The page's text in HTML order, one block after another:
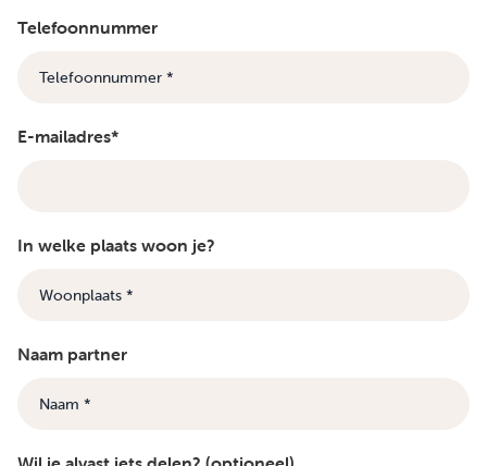
Telefoonnummer
E-mailadres*
In welke plaats woon je?
Naam partner